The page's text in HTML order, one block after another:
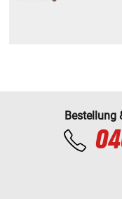
Bestellung